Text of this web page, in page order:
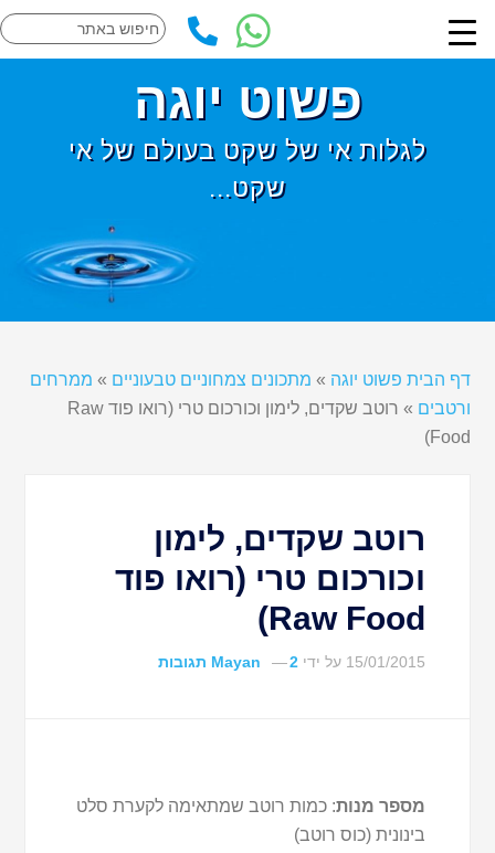
פשוט יוגה
לגלות אי של שקט בעולם של אי
שקט...
דף הבית פשוט יוגה » מתכונים צמחוניים טבעוניים » ממרחים
ורטבים »
רוטב שקדים, לימון וכורכום טרי (רואו פוד Raw
Food)
רוטב שקדים, לימון
וכורכום טרי (רואו פוד
Raw Food)
15/01/2015 על ידי Mayan 2 תגובות
מספר מנות: כמות רוטב שמתאימה לקערת סלט
בינונית (כוס רוטב)